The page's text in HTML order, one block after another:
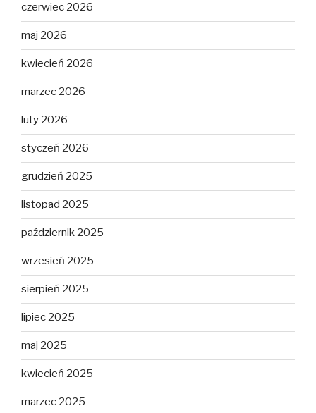
czerwiec 2026
maj 2026
kwiecień 2026
marzec 2026
luty 2026
styczeń 2026
grudzień 2025
listopad 2025
październik 2025
wrzesień 2025
sierpień 2025
lipiec 2025
maj 2025
kwiecień 2025
marzec 2025